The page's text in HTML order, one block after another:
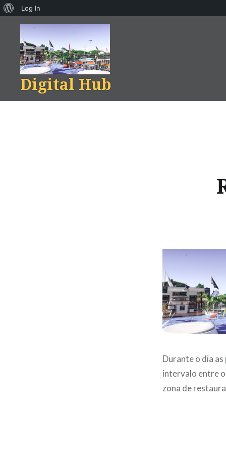
content
Digital Hub
Durante o dia
intervalo entre
zona de
About
WordPress
Log In